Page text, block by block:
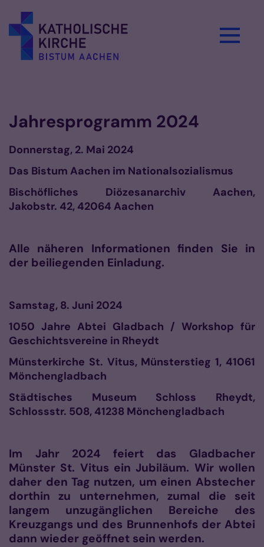
Jahresprogramm 2024
Donnerstag, 2. Mai 2024
Das Bistum Aachen im Nationalsozialismus
Bischöfliches Diözesanarchiv Aachen,
Jakobstr. 42, 42064 Aachen
Alle näheren Informationen finden Sie in
der beiliegenden Einladung.
Samstag, 8. Juni 2024
1050 Jahre Abtei Gladbach / Workshop für
Geschichtsvereine in Rheydt
Münsterkirche St. Vitus, Münsterstieg 1, 41061
Mönchengladbach
Städtisches Museum Schloss Rheydt,
Schlossstr. 508, 41238 Mönchengladbach
Im Jahr 2024 feiert das Gladbacher
Münster St. Vitus ein Jubiläum. Wir wollen
daher den Tag nutzen, um einen Abstecher
dorthin zu unternehmen, zumal die seit
langem unzugänglichen Bereiche des
Kreuzgangs und des Brunnenhofs der Abtei
dann wieder geöffnet sein werden.